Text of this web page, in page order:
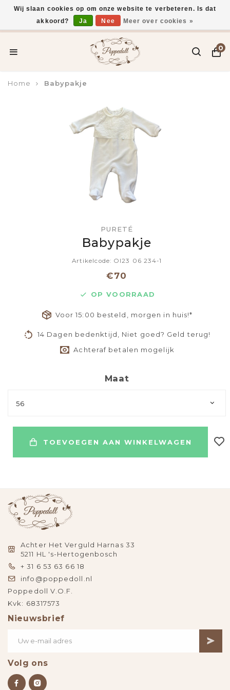
Voor 15:00 uur besteld, vandaag verzonden*
0
Home Babypakje
PURETÉ
Babypakje
Artikelcode: OI23 06 234-1
€70
OP VOORRAAD
Voor 15:00 besteld, morgen in huis!*
14 Dagen bedenktijd, Niet goed? Geld terug!
Achteraf betalen mogelijk
Maat
56
TOEVOEGEN AAN WINKELWAGEN
Achter Het Verguld Harnas 33
5211 HL 's-Hertogenbosch
+ 31 6 53 63 66 18
info@poppedoll.nl
Poppedoll V.O.F.
Kvk: 68317573
Nieuwsbrief
Volg ons
Wij slaan cookies op om onze website te verbeteren. Is dat
akkoord?
Ja Nee Meer over cookies »